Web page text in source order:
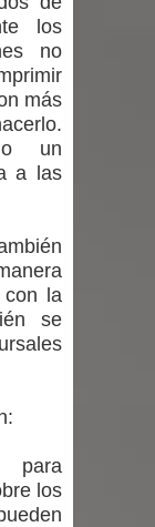
los
no
más
un
a las
con la
se
para
los